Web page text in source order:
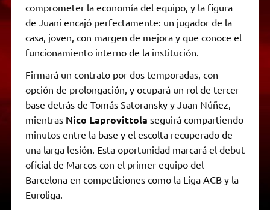
comprometer la economía del equipo, y la figura
de Juani encajó perfectamente: un jugador de la
casa, joven, con margen de mejora y que conoce el
funcionamiento interno de la institución.
Firmará un contrato por dos temporadas, con
opción de prolongación, y ocupará un rol de tercer
base detrás de Tomás Satoransky y Juan Núñez,
mientras Nico Laprovittola seguirá compartiendo
minutos entre la base y el escolta recuperado de
una larga lesión. Esta oportunidad marcará el debut
oficial de Marcos con el primer equipo del
Barcelona en competiciones como la Liga ACB y la
Euroliga.